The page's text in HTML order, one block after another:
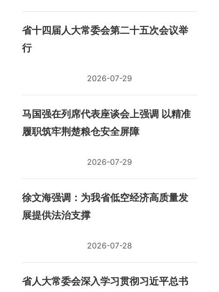
省十四届人大常委会第二十五次会议举
行
2026-07-29
马国强在列席代表座谈会上强调 以精准
履职筑牢荆楚粮仓安全屏障
2026-07-29
徐文海强调：为我省低空经济高质量发
展提供法治支撑
2026-07-28
省人大常委会深入学习贯彻习近平总书